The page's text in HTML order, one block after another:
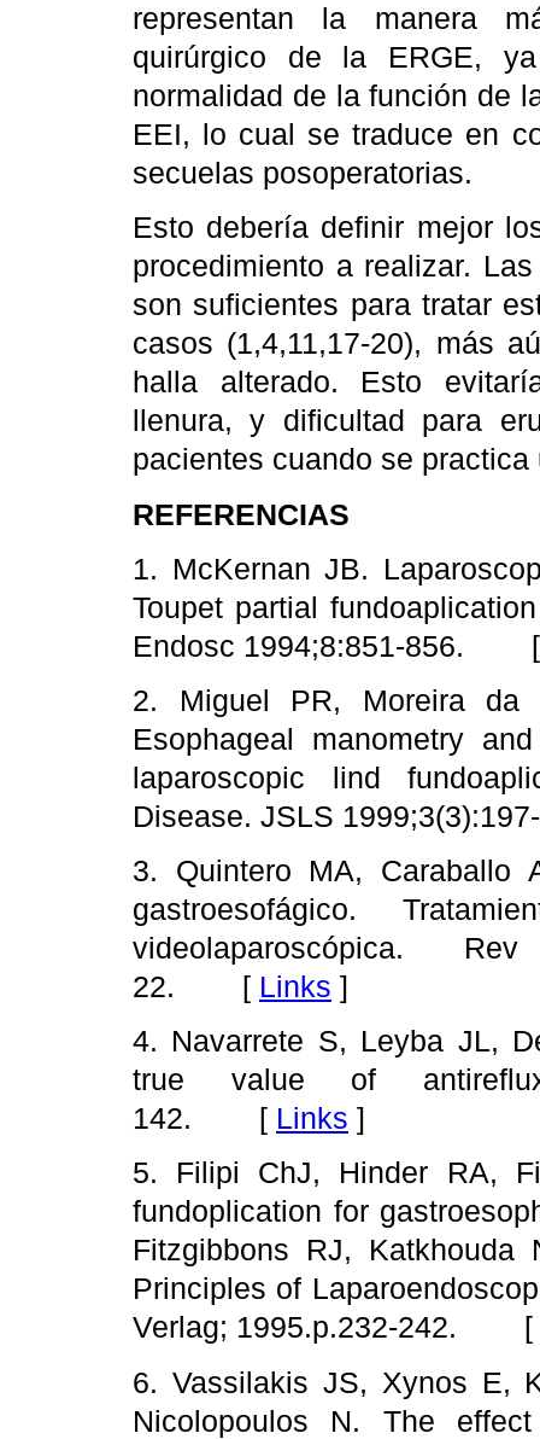
representan la manera
quirúrgico de la ERGE,
normalidad de la función de
EEI, lo cual se traduce en
secuelas posoperatorias.
Esto debería definir mejor
procedimiento a realizar.
son suficientes para tratar
casos (1,4,11,17-20), más
halla alterado. Esto
llenura, y dificultad para
pacientes cuando se
REFERENCIAS
1. McKernan JB.
Toupet partial
Endosc 1994;8:851-856.
2. Miguel PR, Moreira da
Esophageal manometry
laparoscopic lind
Disease. JSLS
3. Quintero MA, Caraballo
gastroesofágico.
videolaparoscópica.
22. [ Links ]
4. Navarrete S, Leyba JL,
true value of
142. [ Links ]
5. Filipi ChJ, Hinder RA,
fundoplication for
Fitzgibbons RJ,
Principles of
Verlag; 1995.p.232-242. [
6. Vassilakis JS, Xynos E,
Nicolopoulos N. The